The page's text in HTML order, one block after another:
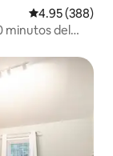
Calificación
4.95 (388)
minutos del